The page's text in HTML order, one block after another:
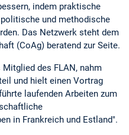
indem praktische
und methodische
Das Netzwerk steht dem
(CoAg) beratend zur Seite.
des FLAN, nahm
und hielt einen Vortrag
laufenden Arbeiten zum
in Frankreich und Estland".